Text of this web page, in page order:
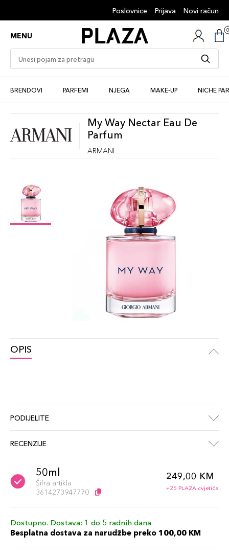
Poslovnice Prijava Novi račun
MENU
BRENDOVI PARFEMI NJEGA MAKE-UP NICHE
My Way Nectar Eau De
Parfum
ARMANI
OPIS
PODIJELITE
RECENZIJE
50ml
Šifra artikla
3614273947770
249,00 KM
+25 PLAZA cvjetića
Dostupno. Dostava: 1 do 5 radnih dana
Besplatna dostava za narudžbe preko 100,00 KM